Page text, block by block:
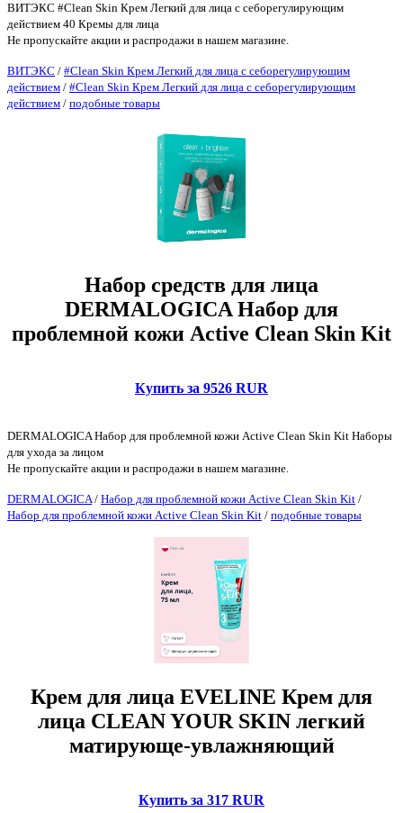
ВИТЭКС #Clean Skin Крем Легкий для лица с себорегулирующим
действием 40 Кремы для лица
Не пропускайте акции и распродажи в нашем магазине.
ВИТЭКС / #Clean Skin Крем Легкий для лица с себорегулирующим
действием / #Clean Skin Крем Легкий для лица с себорегулирующим
действием / подобные товары
Набор средств для лица
DERMALOGICA Набор для
проблемной кожи Active Clean Skin Kit
Купить за 9526 RUR
DERMALOGICA Набор для проблемной кожи Active Clean Skin Kit Наборы
для ухода за лицом
Не пропускайте акции и распродажи в нашем магазине.
DERMALOGICA / Набор для проблемной кожи Active Clean Skin Kit /
Набор для проблемной кожи Active Clean Skin Kit / подобные товары
Крем для лица EVELINE Крем для
лица CLEAN YOUR SKIN легкий
матирующе-увлажняющий
Купить за 317 RUR